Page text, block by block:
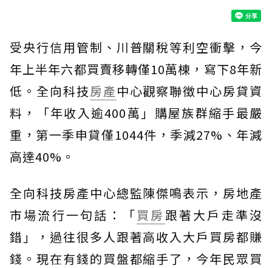
受央行信用管制、川普關稅等利空衝擊，今
年上半年六都買賣移轉僅10萬棟，寫下8年新
低。全向科技房產中心觀察聯徵中心房貸資
料，「年收入逾400萬」購屋族群縮手最嚴
重，第一季申貸僅1044件，季減27%、年減
高達40%。
全向科技房產中心總監陳傑鳴表示，房地產
市場流行一句話：「買房 跟著大戶走準沒
錯」，過往很多人跟著高收入大戶買房都賺
錢。現在有錢的買盤都縮手了，今年民眾買